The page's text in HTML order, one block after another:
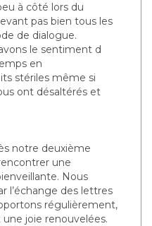
à côté lors du
pas bien tous les
de dialogue.
le sentiment d
en
stériles même si
ont désaltérés et
notre deuxième
une
Nous
l’échange des lettres
régulièrement,
joie renouvelées.